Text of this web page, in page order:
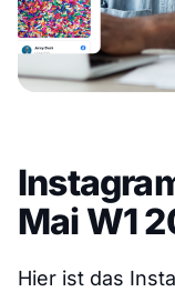
Mai W1
Hier ist das